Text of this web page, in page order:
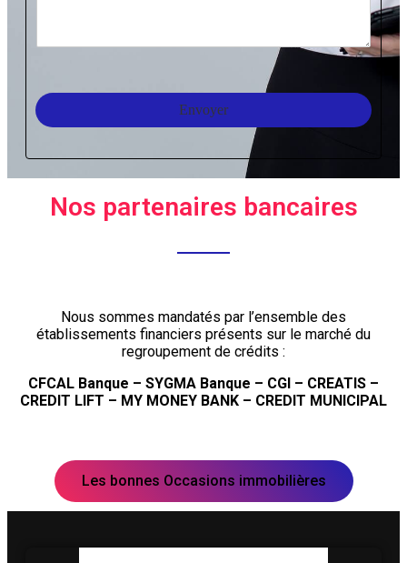
Envoyer
Nos partenaires bancaires
Nous sommes mandatés par l’ensemble des
établissements financiers présents sur le marché du
regroupement de crédits :
CFCAL Banque – SYGMA Banque – CGI – CREATIS –
CREDIT LIFT – MY MONEY BANK – CREDIT MUNICIPAL
Les bonnes Occasions immobilières